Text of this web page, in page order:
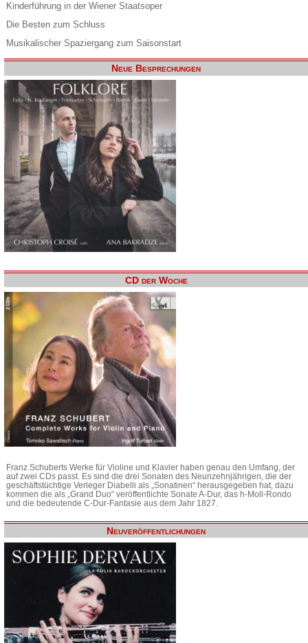
Kinderführung in der Wiener Staatsoper
Die Besten zum Schluss
Musikalischer Spaziergang zum Saisonstart
Neue Besprechungen
CD der Woche
Franz Schuberts Werke für Violine und Klavier haben genau den Umfang, der
auf zwei CDs passt. Es sind die drei Sonaten des Neunzehnjährigen, die der
geschäftstüchtige Verleger Diabelli als „Sonatinen“ herausgegeben hat, dazu
kommen die als „Grand Duo“ veröffentlichte Sonate A-Dur, das h-Moll-Rondo
und die bedeutende C-Dur-Fantasie aus dem Jahr 1827.
Neuveröffentlichungen